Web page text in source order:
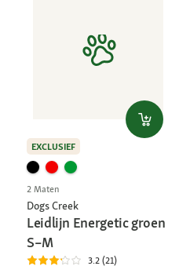
EXCLUSIEF
2 Maten
Dogs Creek
Leidlijn Energetic groen
S–M
3.2 (21)